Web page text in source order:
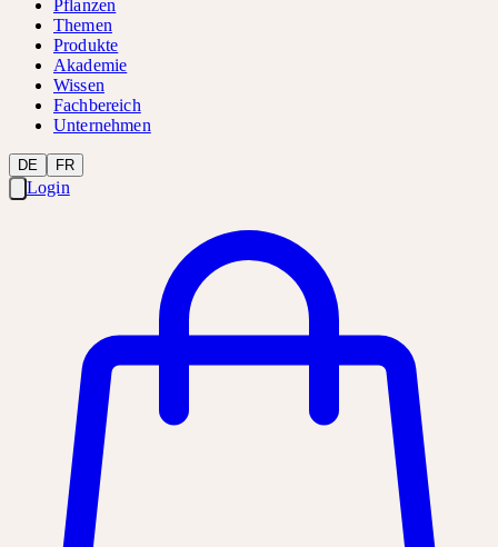
Pflanzen
Themen
Produkte
Akademie
Wissen
Fachbereich
Unternehmen
DE FR
Login